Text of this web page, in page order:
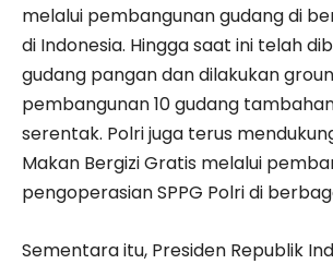
melalui pembangunan gudang di
di Indonesia. Hingga saat ini telah
gudang pangan dan dilakukan
pembangunan 10 gudang
serentak. Polri juga terus
Makan Bergizi Gratis melalui
pengoperasian SPPG Polri di
Sementara itu, Presiden Republik